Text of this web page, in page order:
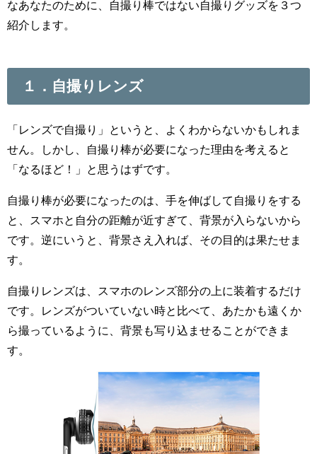
なあなたのために、自撮り棒ではない自撮りグッズを３つ
紹介します。
１．自撮りレンズ
「レンズで自撮り」というと、よくわからないかもしれま
せん。しかし、自撮り棒が必要になった理由を考えると
「なるほど！」と思うはずです。
自撮り棒が必要になったのは、手を伸ばして自撮りをする
と、スマホと自分の距離が近すぎて、背景が入らないから
です。逆にいうと、背景さえ入れば、その目的は果たせま
す。
自撮りレンズは、スマホのレンズ部分の上に装着するだけ
です。レンズがついていない時と比べて、あたかも遠くか
ら撮っているように、背景も写り込ませることができま
す。